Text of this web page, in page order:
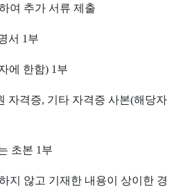
여 추가 서류 제출
서 1 부
에 한함) 1 부
자격증, 기타 자격증 사본(해당자
초본 1 부
지 않고 기재한 내용이 상이한 경